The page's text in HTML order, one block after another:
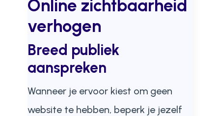
Online zichtbaarheid
verhogen
Breed publiek
aanspreken
Wanneer je ervoor kiest om geen
website te hebben, beperk je jezelf